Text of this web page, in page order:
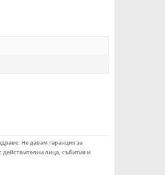
Не давам гаранция за
действителни лица, събития и